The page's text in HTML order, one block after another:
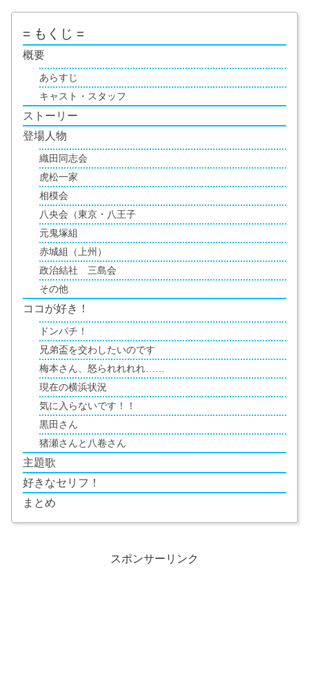
= もくじ =
概要
あらすじ
キャスト・スタッフ
ストーリー
登場人物
織田同志会
虎松一家
相模会
八央会（東京・八王子
元鬼塚組
赤城組（上州）
政治結社 三島会
その他
ココが好き！
ドンパチ！
兄弟盃を交わしたいのです
梅本さん、怒られれれれ……
現在の横浜状況
気に入らないです！！
黒田さん
猪瀬さんと八卷さん
主題歌
好きなセリフ！
まとめ
スポンサーリンク